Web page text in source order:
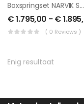
Boxspringset NARVIK Set Incl Hoofd En Voetbord
€1.795,00 - €
( 0 Reviews )
Enig resultaat